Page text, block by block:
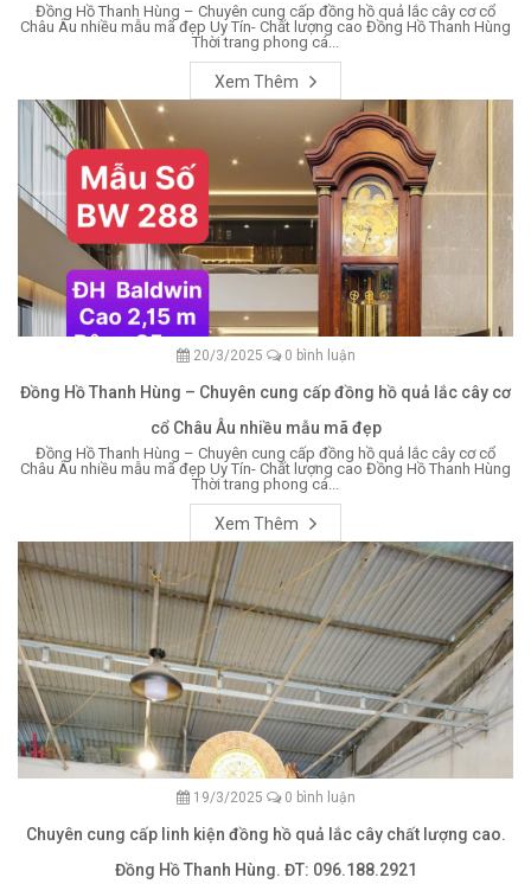
Đồng Hồ Thanh Hùng – Chuyên cung cấp đồng hồ quả lắc cây cơ cổ
Châu Âu nhiều mẫu mã đẹp Uy Tín- Chất lượng cao Đồng Hồ Thanh Hùng
Thời trang phong cá...
Xem Thêm
20/3/2025 0 bình luận
Đồng Hồ Thanh Hùng – Chuyên cung cấp đồng hồ quả lắc cây cơ
cổ Châu Âu nhiều mẫu mã đẹp
Đồng Hồ Thanh Hùng – Chuyên cung cấp đồng hồ quả lắc cây cơ cổ
Châu Âu nhiều mẫu mã đẹp Uy Tín- Chất lượng cao Đồng Hồ Thanh Hùng
Thời trang phong cá...
Xem Thêm
19/3/2025 0 bình luận
Chuyên cung cấp linh kiện đồng hồ quả lắc cây chất lượng cao.
Đồng Hồ Thanh Hùng. ĐT: 096.188.2921